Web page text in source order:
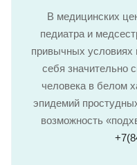
В медицинских
педиатра и
привычных условиях
себя значительно
человека в белом
эпидемий
возможность